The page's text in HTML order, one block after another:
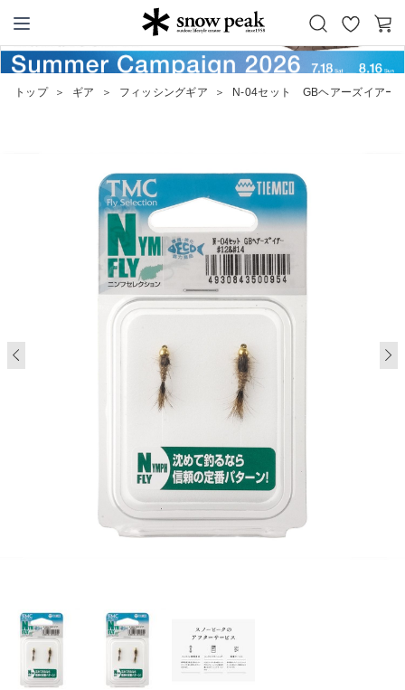
Snow Peak
お
カ
ー
トップ ＞ ギア ＞ フィッシングギア ＞ N-04セット GBヘアーズイア